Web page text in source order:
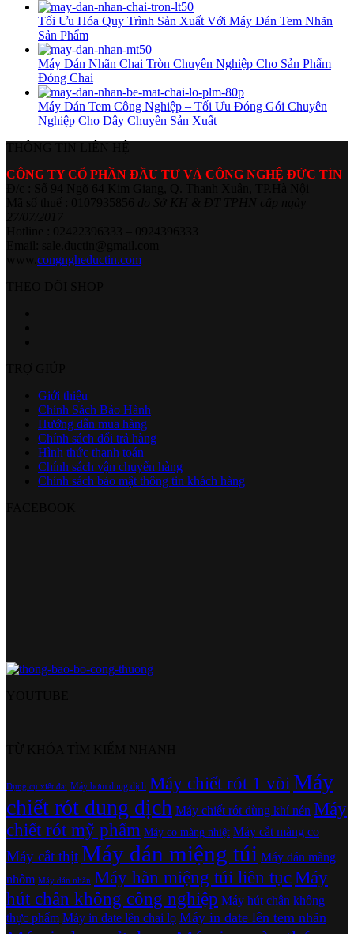
Tối Ưu Hóa Quy Trình Sản Xuất Với Máy Dán Tem Nhãn
Sản Phẩm
Máy Dán Nhãn Chai Tròn Chuyên Nghiệp Cho Sản Phẩm
Đóng Chai
Máy Dán Tem Công Nghiệp – Tối Ưu Đóng Gói Chuyên
Nghiệp Cho Dây Chuyền Sản Xuất
CÔNG TY CỔ PHẦN ĐẦU TƯ VÀ CÔNG NGHỆ ĐỨC TÍN
congngheductin.com
Giới thiệu
Chính Sách Bảo Hành
Hướng dẫn mua hàng
Chính sách đổi trả hàng
Hình thức thanh toán
Chính sách vận chuyển hàng
Chính sách bảo mật thông tin khách hàng
Dụng cụ xiết đai Máy bơm dung dịch Máy chiết rót 1 vòiMáy
chiết rót dung dịch Máy chiết rót dùng khí nén Máy
chiết rót mỹ phẩm Máy co màng nhiệt Máy cắt màng co
Máy cắt thịtMáy dán miệng túi Máy dán màng
nhôm Máy dán nhãn Máy hàn miệng túi liên tụcMáy
hút chân không công nghiệp Máy hút chân không
thực phẩm Máy in date lên chai lọ Máy in date lên tem nhãn